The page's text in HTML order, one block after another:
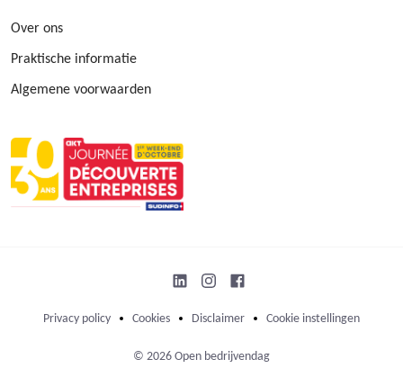
Over ons
Praktische informatie
Algemene voorwaarden
Privacy policy Cookies Disclaimer Cookie instellingen
© 2026 Open bedrijvendag